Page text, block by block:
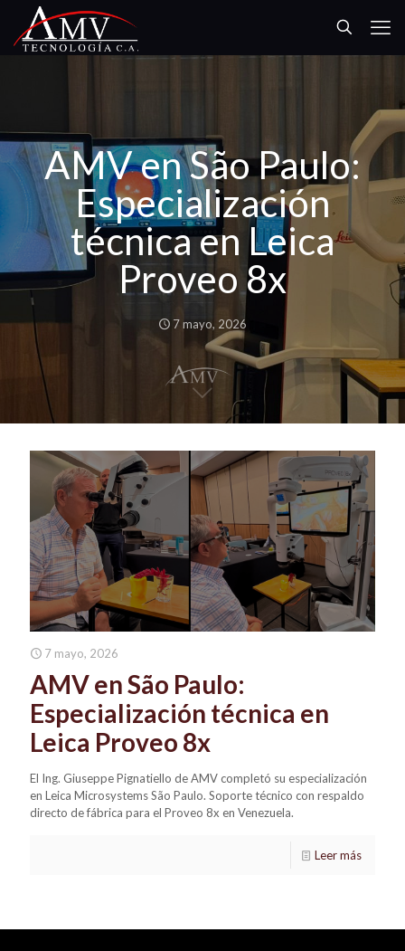
AMV en São Paulo:
Especialización
técnica en Leica
Proveo 8x
7 mayo, 2026
7 mayo, 2026
AMV en São Paulo:
Especialización técnica en
Leica Proveo 8x
El Ing. Giuseppe Pignatiello de AMV completó su especialización
en Leica Microsystems São Paulo. Soporte técnico con respaldo
directo de fábrica para el Proveo 8x en Venezuela.
Leer más